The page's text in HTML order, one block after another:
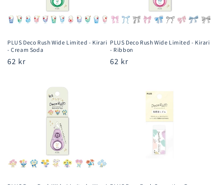
PLUS Deco Rush Wide Limited - Kirari
- Cream Soda
Ordinarie
62 kr
PLUS Deco Rush Wide Limited - Kirari
- Ribbon
Ordinarie
62 kr